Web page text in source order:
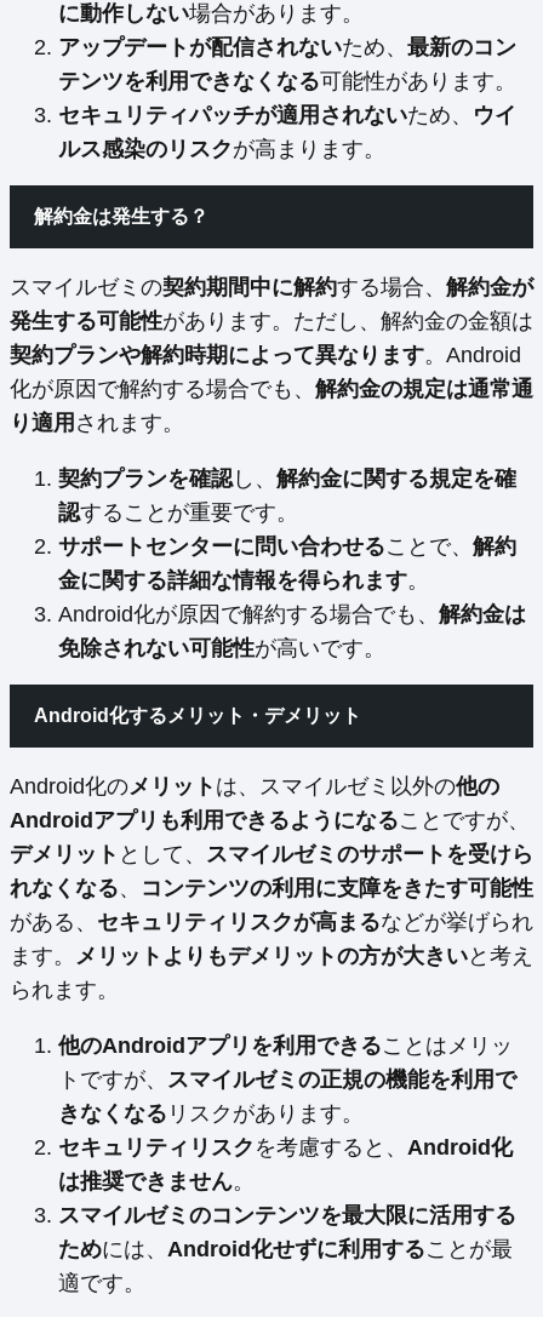
に動作しない場合があります。
アップデートが配信されないため、 最新のコン
テンツを利用できなくなる可能性があります。
セキュリティパッチが適用されないため、 ウイ
ルス感染のリスクが高まります。
解約金は発生する？
スマイルゼミの契約期間中に解約する場合、 解約金が
発生する可能性があります。ただし、解約金の金額は
契約プランや解約時期によって異なります。Android
化が原因で解約する場合でも、 解約金の規定は通常通
り適用 されます。
契約プランを確認し、 解約金に関する規定を確
認することが重要です。
サポートセンターに問い合わせることで、 解約
金に関する詳細な情報を得られます。
Android化が原因で解約する場合でも、 解約金は
免除されない可能性が高いです。
Android化するメリット・デメリット
Android化のメリット は、スマイルゼミ以外の他の
Androidアプリも利用できるようになることですが、
デメリット として、 スマイルゼミのサポートを受けら
れなくなる、 コンテンツの利用に支障をきたす可能性
がある、 セキュリティリスクが高まるなどが挙げられ
ます。 メリットよりもデメリットの方が大きいと考え
られます。
他のAndroidアプリを利用できることはメリッ
トですが、 スマイルゼミの正規の機能を利用で
きなくなる リスクがあります。
セキュリティリスク を考慮すると、 Android化
は推奨できません。
スマイルゼミのコンテンツを最大限に活用する
ためには、 Android化せずに利用することが最
適です。